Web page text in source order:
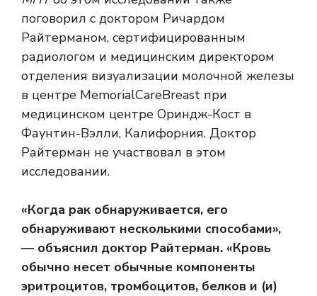
поговорил с доктором Ричардом
Райтерманом, сертифицированным
радиологом и медицинским директором
отделения визуализации молочной железы
в центре MemorialCareBreast при
медицинском центре Ориндж-Кост в
Фаунтин-Вэлли, Калифорния. Доктор
Райтерман не участвовал в этом
исследовании.
«Когда рак обнаруживается, его
обнаруживают несколькими способами»,
— объяснил доктор Райтерман. «Кровь
обычно несет обычные компоненты
эритроцитов, тромбоцитов, белков и (и)